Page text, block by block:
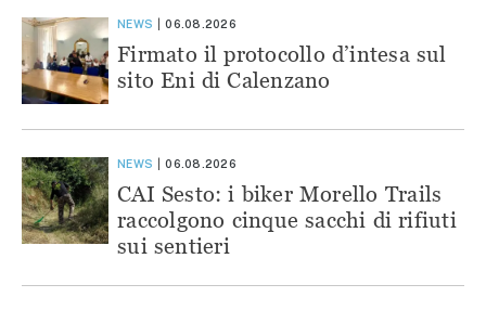
NEWS 06.08.2026
Firmato il protocollo d’intesa sul
sito Eni di Calenzano
NEWS 06.08.2026
CAI Sesto: i biker Morello Trails
raccolgono cinque sacchi di rifiuti
sui sentieri